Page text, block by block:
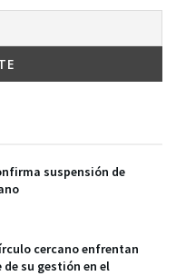
suspensión de
cercano enfrentan
su gestión en el